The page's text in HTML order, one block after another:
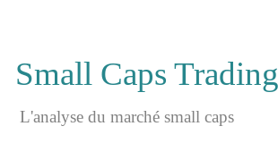
Small Caps Trading
L'analyse du marché small caps